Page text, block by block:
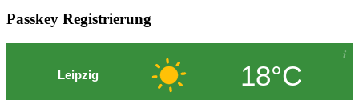
Passkey Registrierung
Leipzig 18°C